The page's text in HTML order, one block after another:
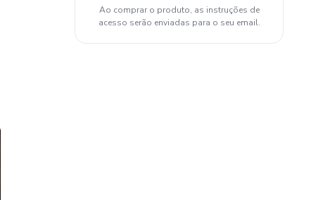
Ao comprar o produto, as instruções de
acesso serão enviadas para o seu email.